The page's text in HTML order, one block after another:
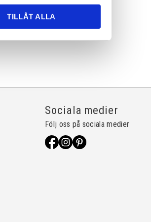
TILLÅT ALLA
Sociala medier
Följ oss på sociala medier